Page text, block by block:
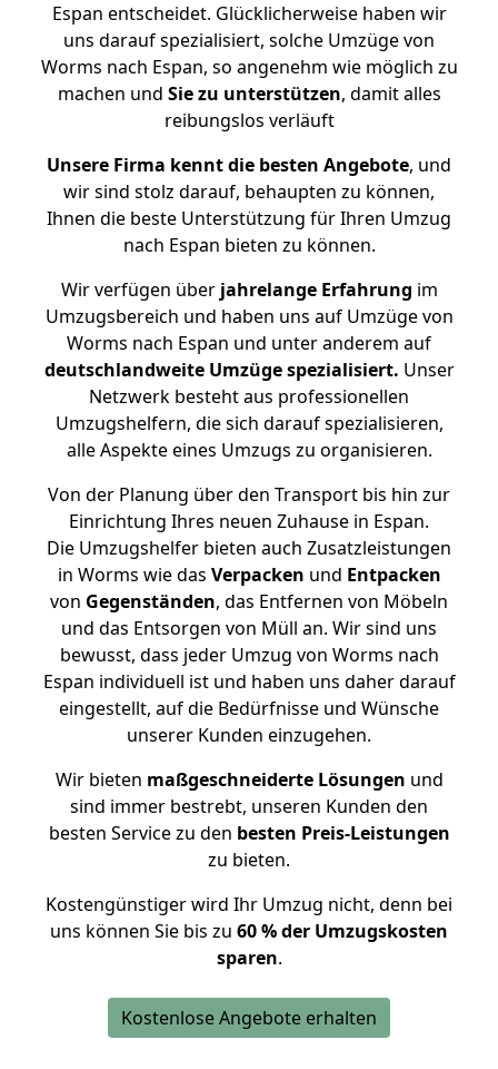
Espan entscheidet. Glücklicherweise haben wir
uns darauf spezialisiert, solche Umzüge von
Worms nach Espan, so angenehm wie möglich zu
machen und Sie zu unterstützen, damit alles
reibungslos verläuft
Unsere Firma kennt die besten Angebote, und
wir sind stolz darauf, behaupten zu können,
Ihnen die beste Unterstützung für Ihren Umzug
nach Espan bieten zu können.
Wir verfügen überjahrelange Erfahrung im
Umzugsbereich und haben uns auf Umzüge von
Worms nach Espan und unter anderem auf
deutschlandweite Umzüge spezialisiert. Unser
Netzwerk besteht aus professionellen
Umzugshelfern, die sich darauf spezialisieren,
alle Aspekte eines Umzugs zu organisieren.
Von der Planung über den Transport bis hin zur
Einrichtung Ihres neuen Zuhause in Espan.
Die Umzugshelfer bieten auch Zusatzleistungen
in Worms wie das Verpacken und Entpacken
von Gegenständen, das Entfernen von Möbeln
und das Entsorgen von Müll an. Wir sind uns
bewusst, dass jeder Umzug von Worms nach
Espan individuell ist und haben uns daher darauf
eingestellt, auf die Bedürfnisse und Wünsche
unserer Kunden einzugehen.
Wir bieten maßgeschneiderte Lösungen und
sind immer bestrebt, unseren Kunden den
besten Service zu den besten Preis-Leistungen
zu bieten.
Kostengünstiger wird Ihr Umzug nicht, denn bei
uns können Sie bis zu 60 % der Umzugskosten
sparen.
Kostenlose Angebote erhalten